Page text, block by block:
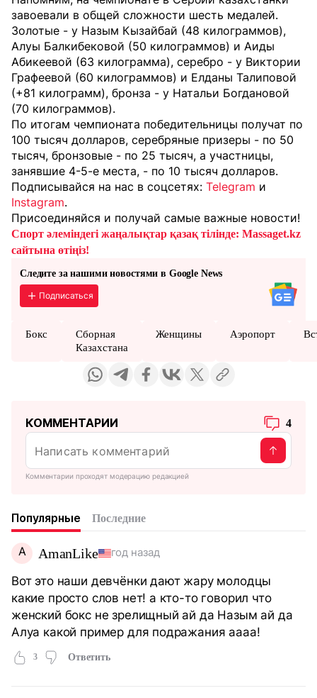
завоевали в общей сложности шесть медалей.
Золотые - у Назым Кызайбай (48 килограммов),
Алуы Балкибековой (50 килограммов) и Аиды
Абикеевой (63 килограмма), серебро - у Виктории
Графеевой (60 килограммов) и Елданы Талиповой
(+81 килограмм), бронза - у Натальи Богдановой
(70 килограммов).
По итогам чемпионата победительницы получат по
100 тысяч долларов, серебряные призеры - по 50
тысяч, бронзовые - по 25 тысяч, а участницы,
занявшие 4-5-е места, - по 10 тысяч долларов.
Подписывайся на нас в соцсетях: Telegram и
Instagram.
Присоединяйся и получай самые важные новости!
Спорт әлеміндегі жаңалықтар қазақ тілінде: Massaget.kz
сайтына өтіңіз!
Следите за нашими новостями в Google News
Подписаться
Бокс
Сборная
Казахстана
Женщины Аэропорт
КОММЕНТАРИИ 4
Комментарии проходят модерацию редакцией
Популярные Последние
A AmanLike год назад
Вот это наши девчёнки дают жару молодцы
какие просто слов нет! а кто-то говорил что
женский бокс не зрелищный ай да Назым ай да
Алуа какой пример для подражания аааа!
3 Ответить